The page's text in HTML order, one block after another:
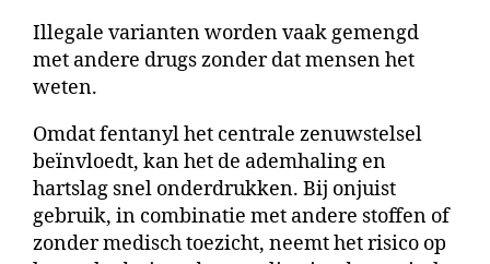
Illegale varianten worden vaak gemengd
met andere drugs zonder dat mensen het
weten.
Omdat fentanyl het centrale zenuwstelsel
beïnvloedt, kan het de ademhaling en
hartslag snel onderdrukken. Bij onjuist
gebruik, in combinatie met andere stoffen of
zonder medisch toezicht, neemt het risico op